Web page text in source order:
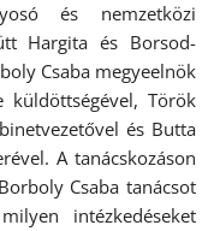
és nemzetközi
Hargita és Borsod-
Csaba megyeelnök
küldöttségével, Török
és Butta
A tanácskozáson
Csaba tanácsot
intézkedéseket